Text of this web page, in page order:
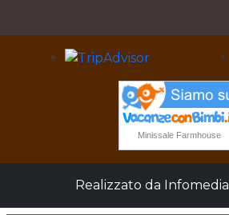
Minissale Farmhouse
Realizzato da Infomedia